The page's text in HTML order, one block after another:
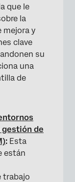
que le
la
mejora y
clave
su
una
de
de
: Esta
están
trabajo